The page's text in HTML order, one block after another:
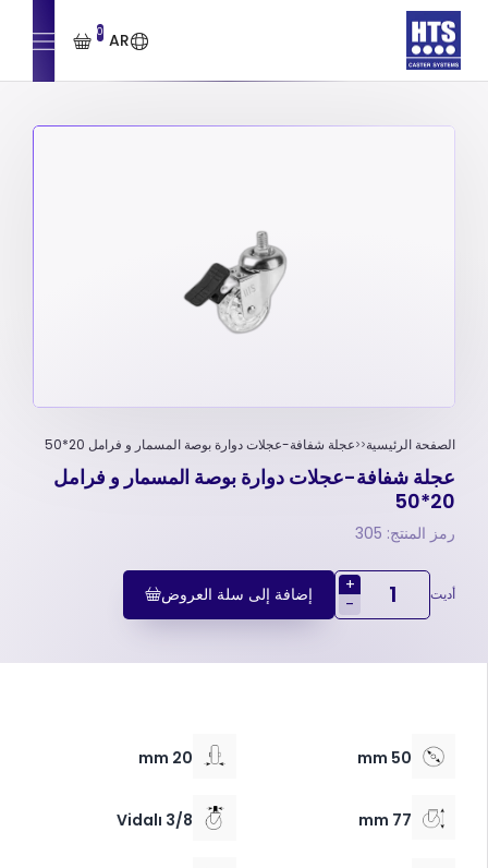
AR
0
الصفحة الرئيسية عجلة شفافة-عجلات دوارة بوصة المسمار و فرامل 20*50
عجلة شفافة-عجلات دوارة بوصة المسمار و فرامل
20*50
رمز المنتج: 305
أديت
+
-
إضافة إلى سلة العروض
50 mm
20 mm
77 mm
3/8 Vidalı